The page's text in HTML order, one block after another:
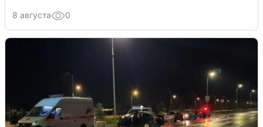
8 августа 0